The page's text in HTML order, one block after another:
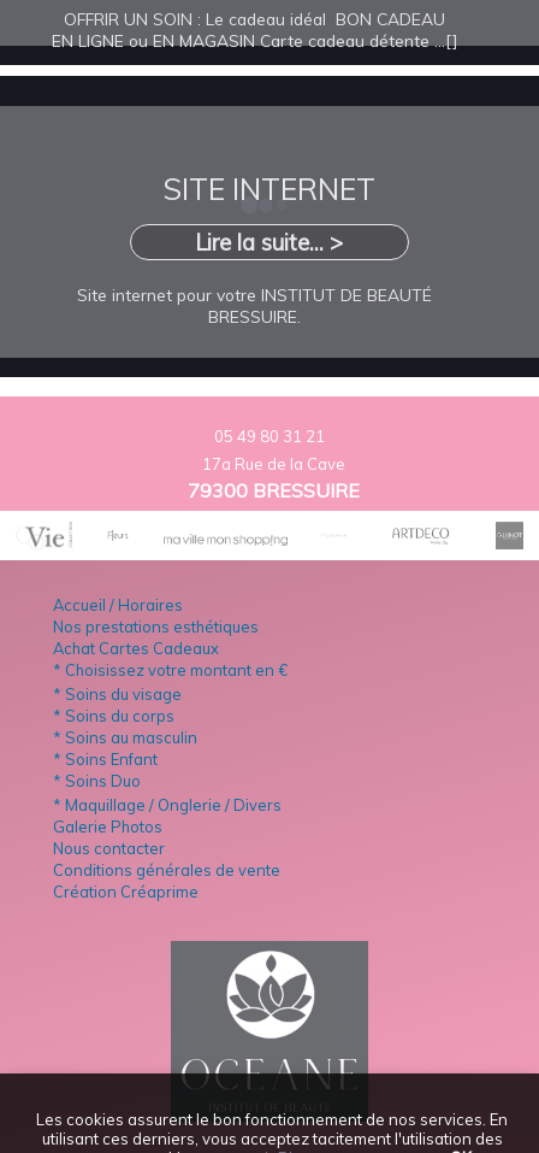
Les cookies assurent le bon fonctionnement de nos services. En
utilisant ces derniers, vous acceptez tacitement l'utilisation des
OFFRIR UN SOIN : Le cadeau idéal BON CADEAU
EN LIGNE ou EN MAGASIN Carte cadeau détente ...[]
SITE INTERNET
Lire la suite... >
Site internet pour votre INSTITUT DE BEAUTÉ
BRESSUIRE.
05 49 80 31 21
17a Rue de la Cave
79300 BRESSUIRE
Accueil / Horaires
Nos prestations esthétiques
Achat Cartes Cadeaux
* Choisissez votre montant en €
* Soins du visage
* Soins du corps
* Soins au masculin
* Soins Enfant
* Soins Duo
* Maquillage / Onglerie / Divers
Galerie Photos
Nous contacter
Conditions générales de vente
Création Créaprime